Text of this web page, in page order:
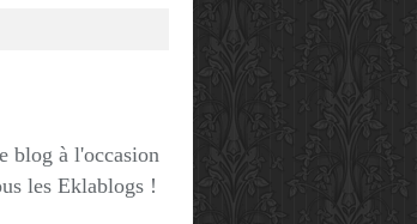
blog à l'occasion
les Eklablogs !